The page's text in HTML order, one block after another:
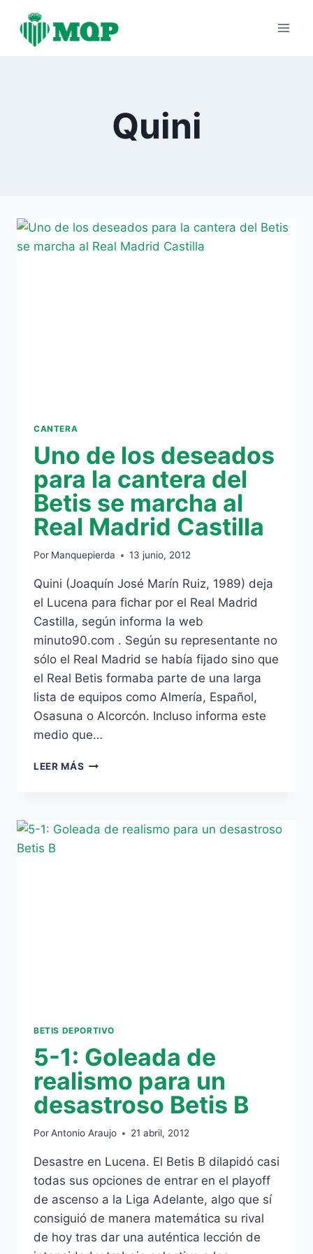
contenido
Quini
CANTERA
Uno de los deseados
para la cantera del
Betis se marcha al
Real Madrid Castilla
Por Manquepierda 13 junio, 2012
Quini (Joaquín José Marín Ruiz, 1989) deja
el Lucena para fichar por el Real Madrid
Castilla, según informa la web
minuto90.com . Según su representante no
sólo el Real Madrid se había fijado sino que
el Real Betis formaba parte de una larga
lista de equipos como Almería, Español,
Osasuna o Alcorcón. Incluso informa este
medio que…
LEER MÁS UNO
LA
BETIS DEPORTIVO
5-1: Goleada de
realismo para un
desastroso Betis B
PorAntonio Araujo 21 abril, 2012
Desastre en Lucena. El Betis B dilapidó casi
todas sus opciones de entrar en el playoff
de ascenso a la Liga Adelante, algo que sí
consiguió de manera matemática su rival
de hoy tras dar una auténtica lección de